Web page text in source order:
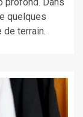
quelques
terrain.